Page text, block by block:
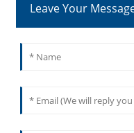
Leave Your